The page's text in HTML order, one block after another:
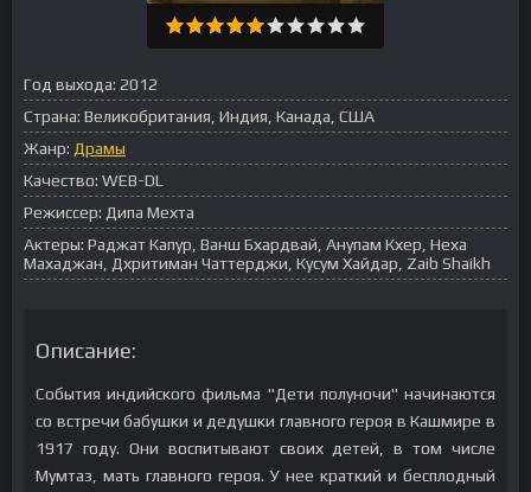
Год выхода: 2012
Страна: Великобритания, Индия, Канада, США
Жанр: Драмы
Качество: WEB-DL
Режиссер: Дипа Мехта
Актеры: Раджат Капур, Ванш Бхардвай, Анупам Кхер, Неха
Махаджан, Дхритиман Чаттерджи, Кусум Хайдар, Zaib Shaikh
Описание:
События индийского фильма "Дети полуночи" начинаются
со встречи бабушки и дедушки главного героя в Кашмире в
1917 году. Они воспитывают своих детей, в том числе
Мумтаз, мать главного героя. У нее краткий и бесплодный